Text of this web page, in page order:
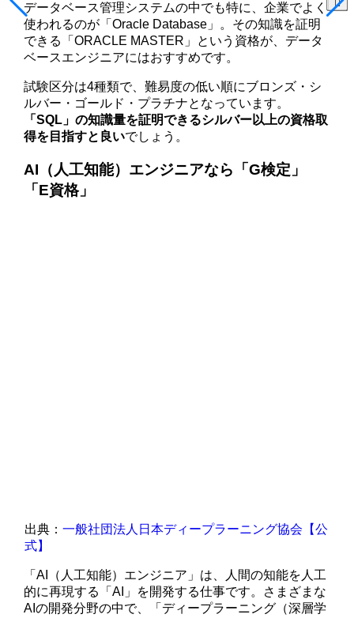
データベース管理システムの中でも特に、企業でよく
使われるのが「Oracle Database」。その知識を証明
できる「ORACLE MASTER」という資格が、データ
ベースエンジニアにはおすすめです。
試験区分は4種類で、難易度の低い順にブロンズ・シ
ルバー・ゴールド・プラチナとなっています。
「SQL」の知識量を証明できるシルバー以上の資格取
得を目指すと良いでしょう。
AI（人工知能）エンジニアなら「G検定」
「E資格」
出典： 一般社団法人日本ディープラーニング協会【公
式】
「AI（人工知能）エンジニア」は、人間の知能を人工
的に再現する「AI」を開発する仕事です。さまざまな
AIの開発分野の中で、「ディープラーニング（深層学